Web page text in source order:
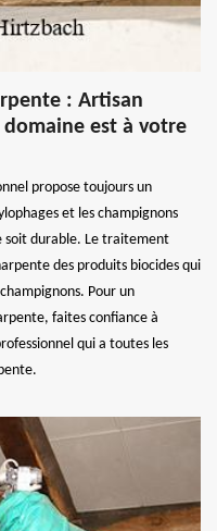
: Artisan
est à votre
propose toujours un
et les champignons
soit durable. Le traitement
des produits biocides qui
Pour un
faites confiance à
qui a toutes les